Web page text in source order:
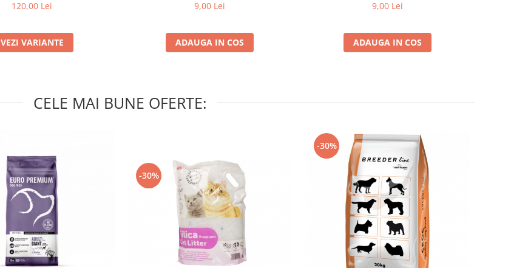
120,00 Lei
VEZI VARIANTE
9,00 Lei
ADAUGA IN COS
9,00 Lei
ADAUGA IN COS
CELE MAI BUNE OFERTE:
-30%
-30%